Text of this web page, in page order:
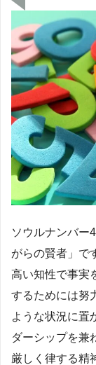
ソウルナンバー
がらの賢者」で
高い知性で事実
するためには努
ような状況に置
ダーシップを兼
厳しく律する精